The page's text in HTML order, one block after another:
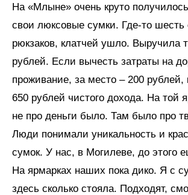
На «Млыне» очень круто
свои люксовые сумки. Где-то шесть
рюкзаков, клатчей ушло. Выручила
рублей. Если вычесть затраты на
проживание, за место – 200 рублей,
650 рублей чистого дохода. На той
не про деньги было. Там было про
Люди понимали уникальность и
сумок. У нас, в Могилеве, до этого
На ярмарках наших пока дико. Я с
здесь сколько стояла. Подходят,